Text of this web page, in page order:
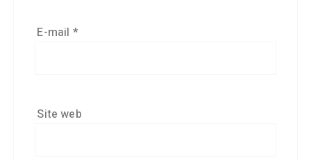
E-mail *
Site web